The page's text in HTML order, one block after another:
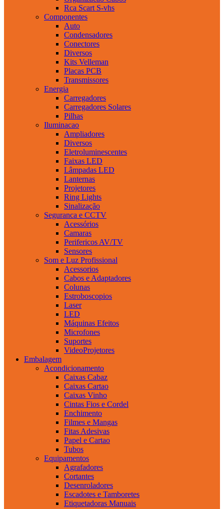
Rca Scart S-vhs
Componentes
Auto
Condensadores
Conectores
Diversos
Kits Velleman
Placas PCB
Transmissores
Energia
Carregadores
Carregadores Solares
Pilhas
Iluminacao
Ampliadores
Diversos
Eletroluminescentes
Faixas LED
Lâmpadas LED
Lanternas
Projetores
Ring Lights
Sinalização
Seguranca e CCTV
Acessórios
Camaras
Perifericos AV/TV
Sensores
Som e Luz Profissional
Acessorios
Cabos e Adaptadores
Colunas
Estroboscopios
Laser
LED
Máquinas Efeitos
Microfones
Suportes
VideoProjetores
Embalagem
Acondicionamento
Caixas Cabaz
Caixas Cartao
Caixas Vinho
Cintas Fios e Cordel
Enchimento
Filmes e Mangas
Fitas Adesivas
Papel e Cartao
Tubos
Equipamentos
Agrafadores
Cortantes
Desenroladores
Escadotes e Tamboretes
Etiquetadoras Manuais